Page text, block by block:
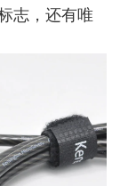
志，还有唯